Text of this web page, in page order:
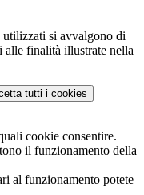
utilizzati si avvalgono di
alle finalità illustrate nella
tutti i cookies
cookie consentire.
il funzionamento della
al funzionamento potete